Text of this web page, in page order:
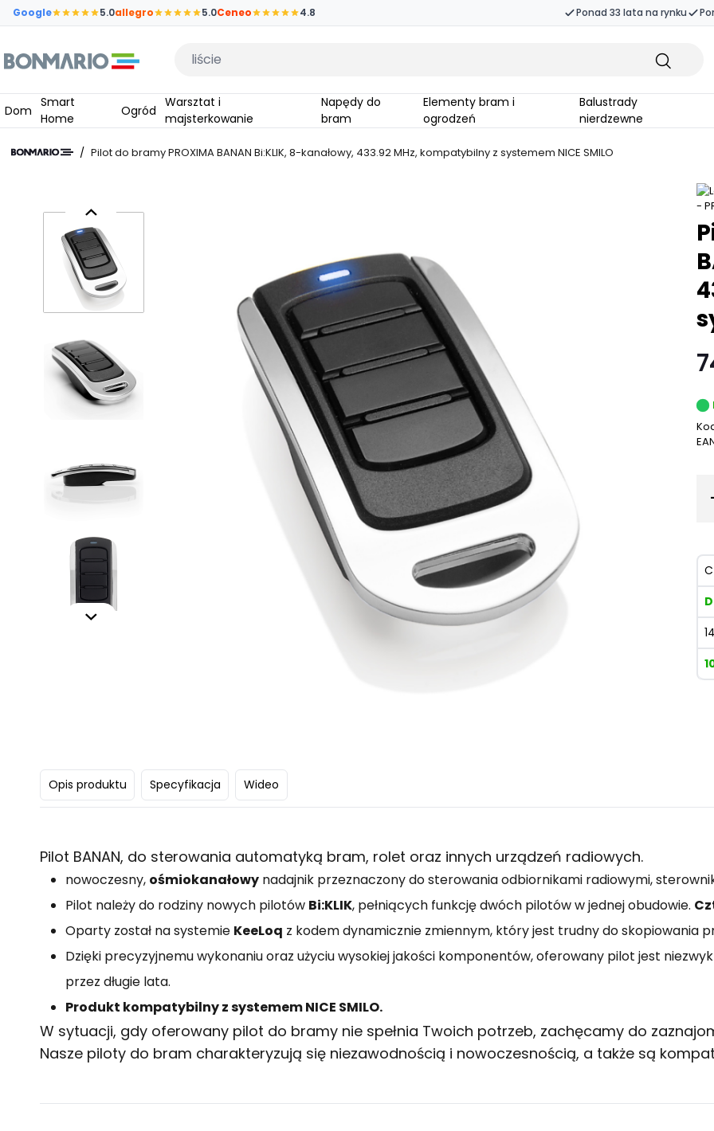
Przejdź do głównej zawartości strony
Google 5.0allegro 5.0Ceneo 4.8 Ponad 33 lata na rynku
Wpisz czego szukasz
Dom
Smart
Home
Ogród
Warsztat i
majsterkowanie
Napędy do
bram
Elementy bram i
ogrodzeń
Balustrady
nierdzewne
/ Pilot do bramy PROXIMA BANAN Bi:KLIK, 8-kanałowy, 433.92 MHz, kompatybilny z systemem NICE SMILO
Opis produktu Specyfikacja Wideo
Pilot BANAN, do sterowania automatyką bram, rolet oraz innych urządzeń radiowych.
nowoczesny, ośmiokanałowy nadajnik przeznaczony do sterowania odbiornikami radiowymi,
Pilot należy do rodziny nowych pilotów Bi:KLIK, pełniących funkcję dwóch pilotów w jednej obudowie.
Oparty został na systemie KeeLoq z kodem dynamicznie zmiennym, który jest trudny do skopiowania
Dzięki precyzyjnemu wykonaniu oraz użyciu wysokiej jakości komponentów, oferowany pilot jest
przez długie lata.
Produkt kompatybilny z systemem NICE SMILO.
W sytuacji, gdy oferowany pilot do bramy nie spełnia Twoich potrzeb, zachęcamy do
Nasze piloty do bram charakteryzują się niezawodnością i nowoczesnością, a także są